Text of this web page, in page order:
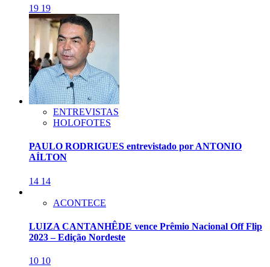
19 19
ENTREVISTAS
HOLOFOTES
PAULO RODRIGUES entrevistado por ANTONIO
AÍLTON
14 14
ACONTECE
LUIZA CANTANHÊDE vence Prêmio Nacional Off Flip
2023 – Edição Nordeste
10 10